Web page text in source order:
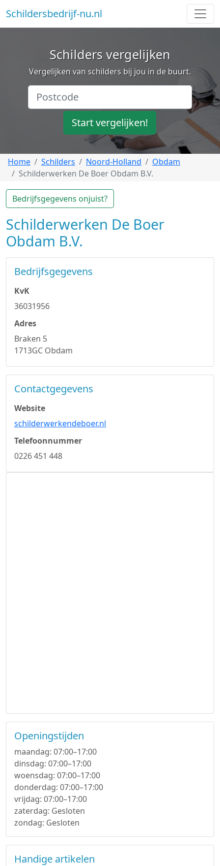
Schildersbedrijf-nu.nl
Schilders vergelijken
Vergelijken van schilders bij jou in de buurt.
Start vergelijken!
Home Schilders Noord-Holland
Obdam
Schilderwerken De Boer Obdam B.V.
Bedrijfsgegevens onjuist?
Schilderwerken De Boer
Obdam B.V.
Bedrijfsgegevens
KvK
36031956
Adres
Braken 5
1713GC Obdam
Contactgegevens
Website
schilderwerkendeboer.nl
Telefoonnummer
0226 451 448
Openingstijden
maandag: 07:00–17:00
dinsdag: 07:00–17:00
woensdag: 07:00–17:00
donderdag: 07:00–17:00
vrijdag: 07:00–17:00
zaterdag: Gesloten
zondag: Gesloten
Handige artikelen